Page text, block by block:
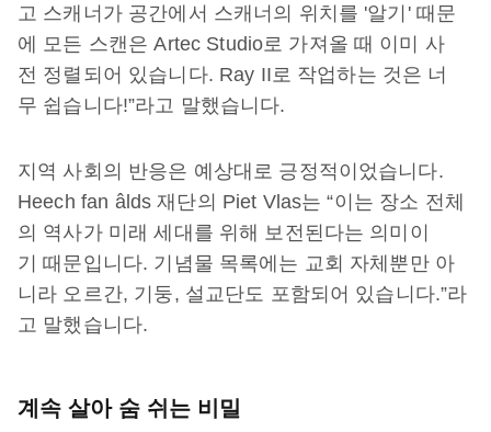
고 스캐너가 공간에서 스캐너의 위치를 '알기' 때문
에 모든 스캔은 Artec Studio로 가져올 때 이미 사
전 정렬되어 있습니다. Ray II로 작업하는 것은 너
무 쉽습니다!”라고 말했습니다.
지역 사회의 반응은 예상대로 긍정적이었습니다.
Heech fan âlds 재단의 Piet Vlas는 “이는 장소 전체
의 역사가 미래 세대를 위해 보전된다는 의미이
기 때문입니다. 기념물 목록에는 교회 자체뿐만 아
니라 오르간, 기둥, 설교단도 포함되어 있습니다.”라
고 말했습니다.
계속 살아 숨 쉬는 비밀